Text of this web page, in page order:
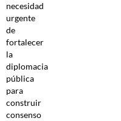
necesidad
urgente
de
fortalecer
la
diplomacia
pública
para
construir
consenso